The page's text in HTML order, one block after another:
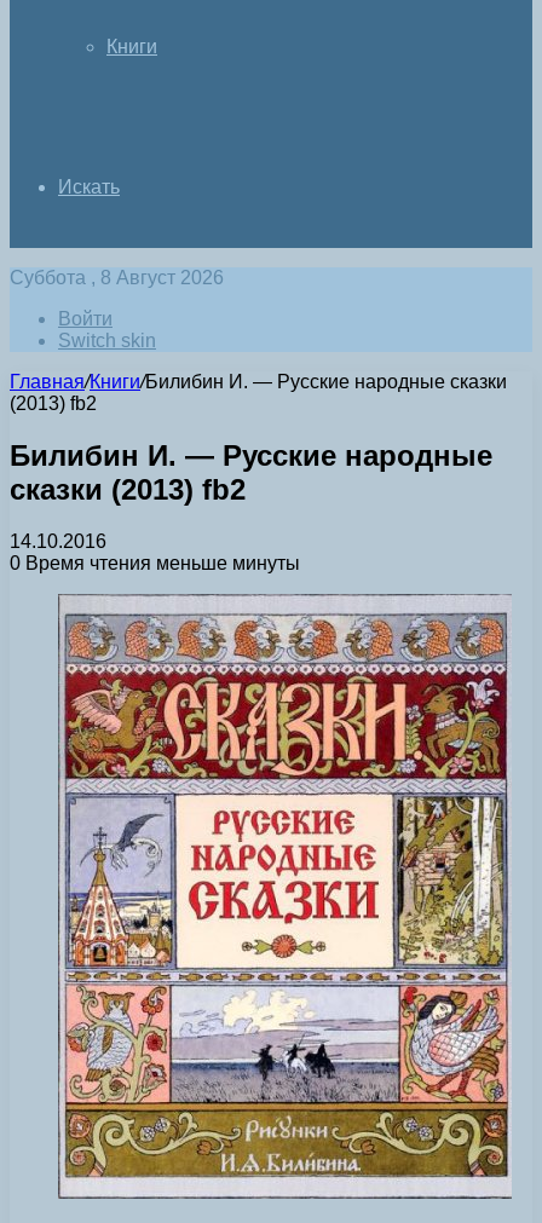
Книги
Искать
Суббота , 8 Август 2026
Войти
Switch skin
Главная/Книги/Билибин И. — Русские народные сказки
(2013) fb2
Билибин И. — Русские народные
сказки (2013) fb2
14.10.2016
0 Время чтения меньше минуты